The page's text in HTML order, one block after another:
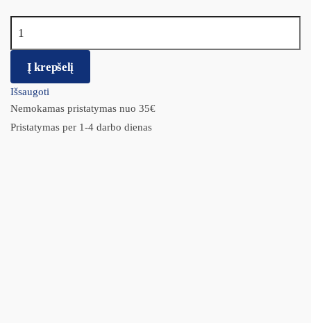
Į krepšelį
Išsaugoti
Nemokamas pristatymas nuo 35€
Pristatymas per 1-4 darbo dienas